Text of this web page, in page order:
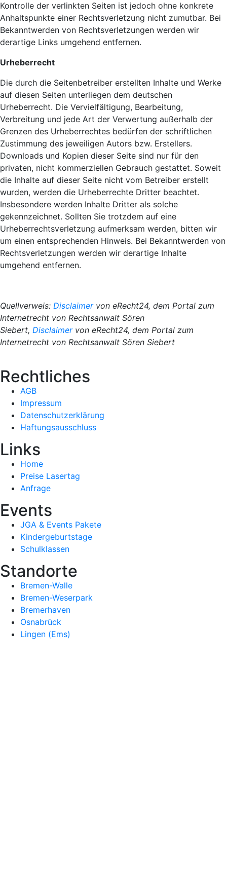
Kontrolle der verlinkten Seiten ist jedoch ohne konkrete
Anhaltspunkte einer Rechtsverletzung nicht zumutbar. Bei
Bekanntwerden von Rechtsverletzungen werden wir
derartige Links umgehend entfernen.
Urheberrecht
Die durch die Seitenbetreiber erstellten Inhalte und Werke
auf diesen Seiten unterliegen dem deutschen
Urheberrecht. Die Vervielfältigung, Bearbeitung,
Verbreitung und jede Art der Verwertung außerhalb der
Grenzen des Urheberrechtes bedürfen der schriftlichen
Zustimmung des jeweiligen Autors bzw. Erstellers.
Downloads und Kopien dieser Seite sind nur für den
privaten, nicht kommerziellen Gebrauch gestattet. Soweit
die Inhalte auf dieser Seite nicht vom Betreiber erstellt
wurden, werden die Urheberrechte Dritter beachtet.
Insbesondere werden Inhalte Dritter als solche
gekennzeichnet. Sollten Sie trotzdem auf eine
Urheberrechtsverletzung aufmerksam werden, bitten wir
um einen entsprechenden Hinweis. Bei Bekanntwerden von
Rechtsverletzungen werden wir derartige Inhalte
umgehend entfernen.
Quellverweis: Disclaimervon eRecht24, dem Portal zum
Internetrecht von Rechtsanwalt Sören
Siebert, Disclaimervon eRecht24, dem Portal zum
Internetrecht von Rechtsanwalt Sören Siebert
Rechtliches
AGB
Impressum
Datenschutzerklärung
Haftungsausschluss
Links
Home
Preise Lasertag
Anfrage
Events
JGA & Events Pakete
Kindergeburtstage
Schulklassen
Standorte
Bremen-Walle
Bremen-Weserpark
Bremerhaven
Osnabrück
Lingen (Ems)